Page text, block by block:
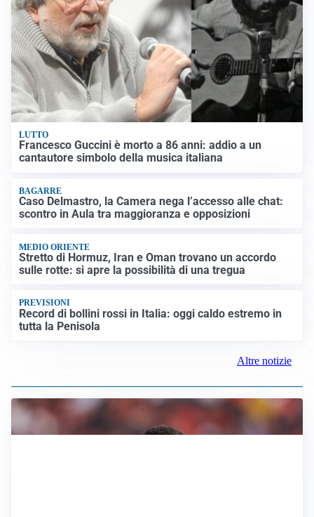
LUTTO
Francesco Guccini è morto a 86 anni: addio a un
cantautore simbolo della musica italiana
scontro in Aula tra maggioranza e opposizioni
sulle rotte: si apre la possibilità di una tregua
tutta la Penisola